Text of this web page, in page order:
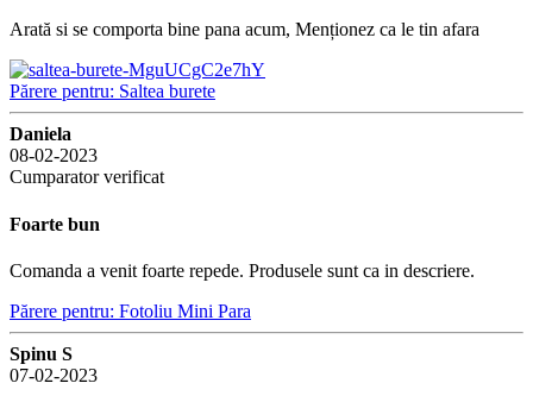
Arată si se comporta bine pana acum, Menționez ca le tin afara
Părere pentru: Saltea burete
Daniela
08-02-2023
Cumparator verificat
Foarte bun
Comanda a venit foarte repede. Produsele sunt ca in descriere.
Părere pentru: Fotoliu Mini Para
Spinu S
07-02-2023